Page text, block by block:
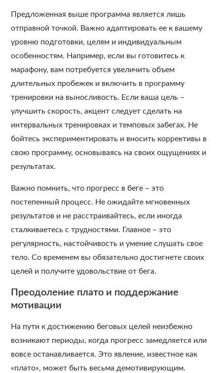
Предложенная выше программа является лишь
отправной точкой. Важно адаптировать ее к вашему
уровню подготовки, целям и индивидуальным
особенностям. Например, если вы готовитесь к
марафону, вам потребуется увеличить объем
длительных пробежек и включить в программу
тренировки на выносливость. Если ваша цель –
улучшить скорость, акцент следует сделать на
интервальных тренировках и темповых забегах. Не
бойтесь экспериментировать и вносить коррективы в
свою программу, основываясь на своих ощущениях и
результатах.
Важно помнить, что прогресс в беге – это
постепенный процесс. Не ожидайте мгновенных
результатов и не расстраивайтесь, если иногда
сталкиваетесь с трудностями. Главное – это
регулярность, настойчивость и умение слушать свое
тело. Со временем вы обязательно достигнете своих
целей и получите удовольствие от бега.
Преодоление плато и поддержание
мотивации
На пути к достижению беговых целей неизбежно
возникают периоды, когда прогресс замедляется или
вовсе останавливается. Это явление, известное как
«плато», может быть весьма демотивирующим.